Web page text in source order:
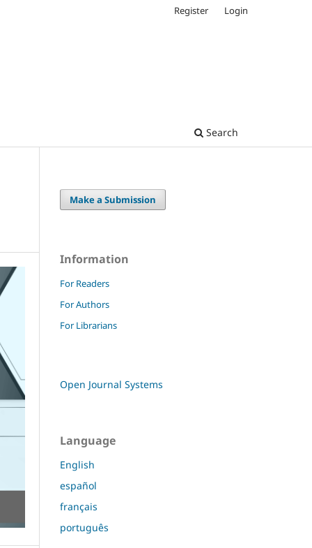
Search
Register Login
Make a Submission
Information
For Readers
For Authors
For Librarians
Open Journal Systems
Language
English
español
français
português